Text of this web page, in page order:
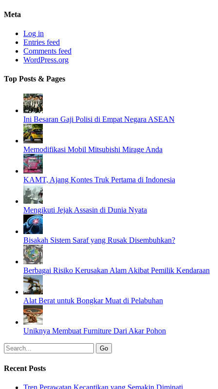
Meta
Log in
Entries feed
Comments feed
WordPress.org
Top Posts & Pages
Ini Besaran Gaji Polisi di Empat Negara ASEAN
Memodifikasi Mobil Mitsubishi Mirage Anda
KAMT, Ajang Kontes Truk Pertama di Indonesia
Mengikuti Jejak Assasin di Dunia Nyata
Bisakah Sistem Saraf yang Rusak Disembuhkan?
Berbagai Risiko Kerusakan Alam Akibat Pemilik Kendaraan
Alat Berat untuk Bongkar Muat di Pelabuhan
Uniknya Membuat Furniture Dari Akar Pohon
Recent Posts
Tren Perawatan Kecantikan yang Semakin Diminati